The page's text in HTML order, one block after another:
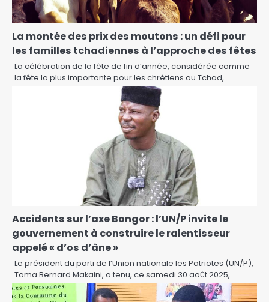
La montée des prix des moutons : un défi pour
les familles tchadiennes à l’approche des fêtes
La célébration de la fête de fin d’année, considérée comme
la fête la plus importante pour les chrétiens au Tchad,…
Accidents sur l’axe Bongor : l’UN/P invite le
gouvernement à construire le ralentisseur
appelé « d’os d’âne »
Le président du parti de l’Union nationale les Patriotes (UN/P),
Tama Bernard Makaini, a tenu, ce samedi 30 août 2025,…